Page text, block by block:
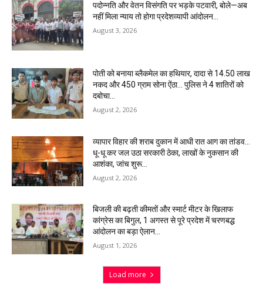
पदोन्नति और वेतन विसंगति पर भड़के पटवारी, बोले—अब
नहीं मिला न्याय तो होगा प्रदेशव्यापी आंदोलन…
August 3, 2026
पोती को बनाया ब्लैकमेल का हथियार, दादा से 14.50 लाख
नकद और 450 ग्राम सोना ऐंठा… पुलिस ने 4 शातिरों को
दबोचा…
August 2, 2026
व्यापार विहार की शराब दुकान में आधी रात आग का तांडव…
धू-धू कर जल उठा सरकारी ठेका, लाखों के नुकसान की
आशंका, जांच शुरू…
August 2, 2026
बिजली की बढ़ती कीमतों और स्मार्ट मीटर के खिलाफ
कांग्रेस का बिगुल, 1 अगस्त से पूरे प्रदेश में चरणबद्ध
आंदोलन का बड़ा ऐलान…
August 1, 2026
Load more